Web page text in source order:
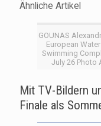
Ähnliche Artikel
GOUNAS
European
Swimming
July 26
Mit TV-Bildern
Finale als